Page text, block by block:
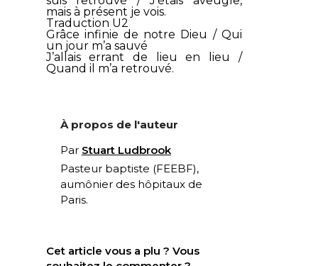
mais à présent je vois.
Traduction U2
Grâce infinie de notre Dieu / Qui
un jour m’a sauvé
J’allais errant de lieu en lieu /
Quand il m’a retrouvé.
À propos de l'auteur
Par Stuart Ludbrook
Pasteur baptiste (FEEBF),
aumônier des hôpitaux de
Paris.
Cet article vous a plu ? Vous